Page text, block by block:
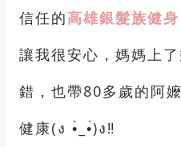
信任的高雄銀髮族健身
讓我很安心，媽媽上
錯，也帶80多歲的阿
健康(ง •̀_•́)ง‼